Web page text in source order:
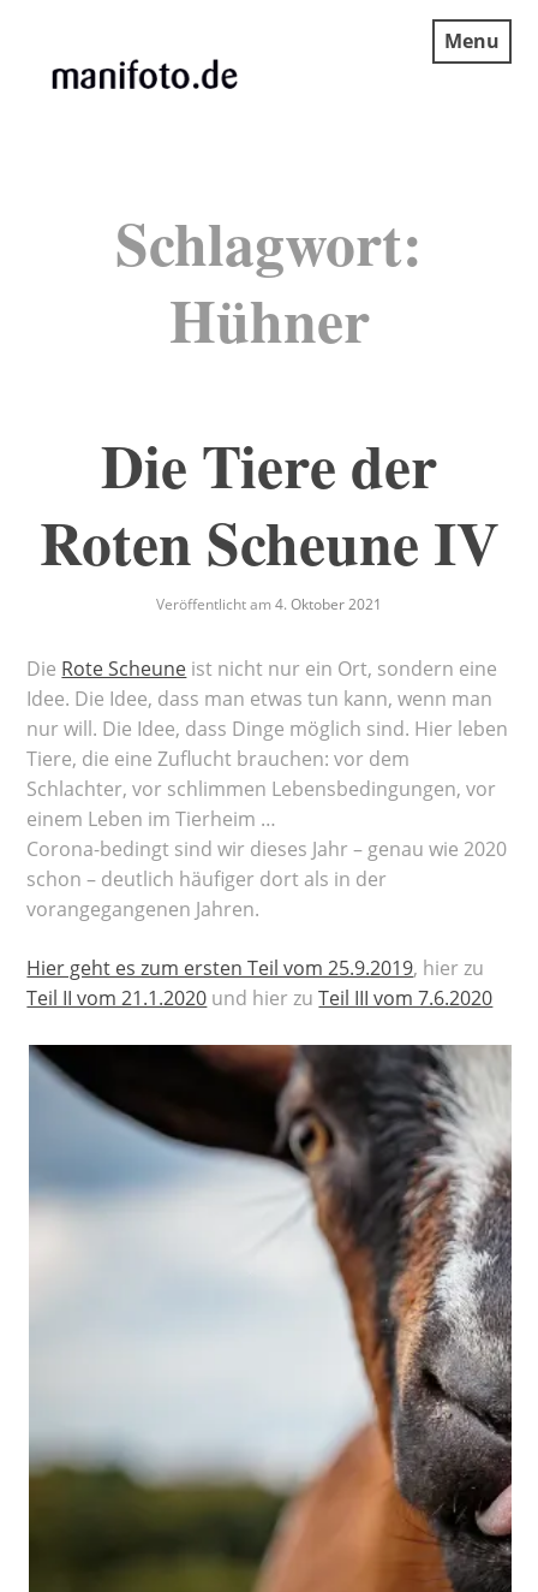
content
Menu
Schlagwort:
Hühner
Die Tiere der
Roten Scheune IV
Veröffentlicht am 4. Oktober 2021
Die Rote Scheune ist nicht nur ein Ort, sondern eine
Idee. Die Idee, dass man etwas tun kann, wenn man
nur will. Die Idee, dass Dinge möglich sind. Hier leben
Tiere, die eine Zuflucht brauchen: vor dem
Schlachter, vor schlimmen Lebensbedingungen, vor
einem Leben im Tierheim …
Corona-bedingt sind wir dieses Jahr – genau wie 2020
schon – deutlich häufiger dort als in der
vorangegangenen Jahren.
Hier geht es zum ersten Teil vom 25.9.2019, hier zu
Teil II vom 21.1.2020 und hier zuTeil III vom 7.6.2020